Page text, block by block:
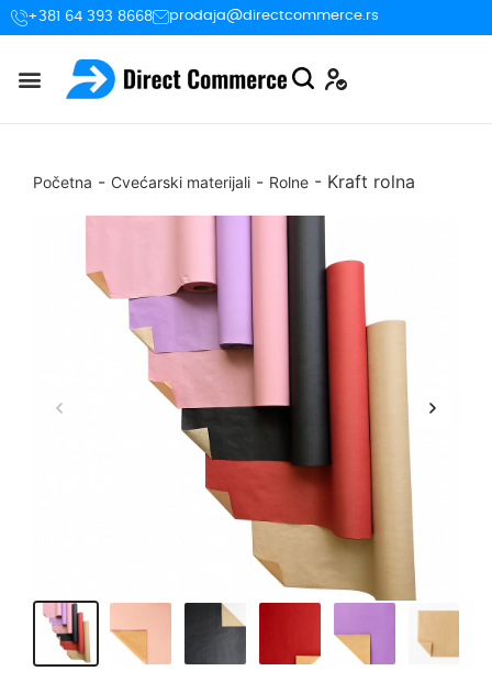
+381 64 393 8668 prodaja@directcommerce.rs
Početna - Cvećarski materijali - Rolne - Kraft rolna